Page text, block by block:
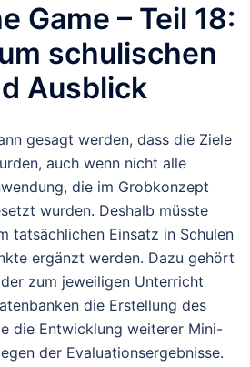
Game – Teil 18:
schulischen
Ausblick
gesagt werden, dass die Ziele
auch wenn nicht alle
die im Grobkonzept
wurden. Deshalb müsste
tatsächlichen Einsatz in Schulen
ergänzt werden. Dazu gehört
zum jeweiligen Unterricht
die Erstellung des
die Entwicklung weiterer Mini-
der Evaluationsergebnisse.